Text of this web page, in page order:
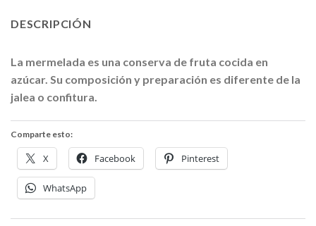
DESCRIPCIÓN
La mermelada es una conserva de fruta cocida en
azúcar. Su composición y preparación es diferente de la
jalea o confitura.
Comparte esto:
X Facebook Pinterest
WhatsApp